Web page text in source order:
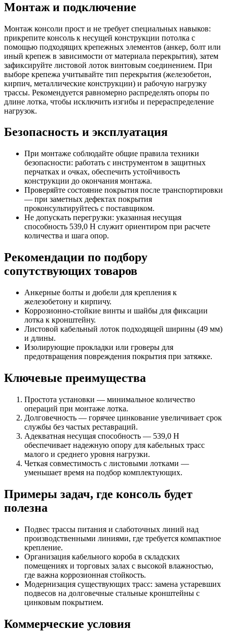
Монтаж и подключение
Монтаж консоли прост и не требует специальных навыков:
прикрепите консоль к несущей конструкции потолка с
помощью подходящих крепежных элементов (анкер, болт или
иный крепеж в зависимости от материала перекрытия), затем
зафиксируйте листовой лоток винтовым соединением. При
выборе крепежа учитывайте тип перекрытия (железобетон,
кирпич, металлические конструкции) и рабочую нагрузку
трассы. Рекомендуется равномерно распределять опоры по
длине лотка, чтобы исключить изгибы и перераспределение
нагрузок.
Безопасность и эксплуатация
При монтаже соблюдайте общие правила техники
безопасности: работать с инструментом в защитных
перчатках и очках, обеспечить устойчивость
конструкции до окончания монтажа.
Проверяйте состояние покрытия после транспортировки
— при заметных дефектах покрытия
проконсультируйтесь с поставщиком.
Не допускать перегрузки: указанная несущая
способность 539,0 Н служит ориентиром при расчете
количества и шага опор.
Рекомендации по подбору
сопутствующих товаров
Анкерные болты и дюбели для крепления к
железобетону и кирпичу.
Коррозионно-стойкие винты и шайбы для фиксации
лотка к кронштейну.
Листовой кабельный лоток подходящей ширины (49 мм)
и длины.
Изолирующие прокладки или гроверы для
предотвращения повреждения покрытия при затяжке.
Ключевые преимущества
Простота установки — минимальное количество
операций при монтаже лотка.
Долговечность — горячее цинкование увеличивает срок
службы без частых реставраций.
Адекватная несущая способность — 539,0 Н
обеспечивает надежную опору для кабельных трасс
малого и среднего уровня нагрузки.
Четкая совместимость с листовыми лотками —
уменьшает время на подбор комплектующих.
Примеры задач, где консоль будет
полезна
Подвес трассы питания и слаботочных линий над
производственными линиями, где требуется компактное
крепление.
Организация кабельного короба в складских
помещениях и торговых залах с высокой влажностью,
где важна коррозионная стойкость.
Модернизация существующих трасс: замена устаревших
подвесов на долговечные стальные кронштейны с
цинковым покрытием.
Коммерческие условия